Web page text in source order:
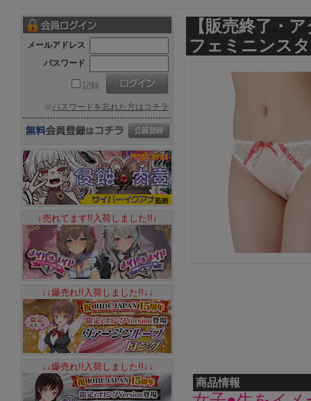
【販売終了・
フェミニンス
商品情報
メールアドレス
パスワード
記録
※パスワードを忘れた方はコチラ
↓売れてます!!入荷しました!!↓
↓↓爆売れ!!入荷しました!!↓↓
↓↓爆売れ!!入荷しました!!↓↓